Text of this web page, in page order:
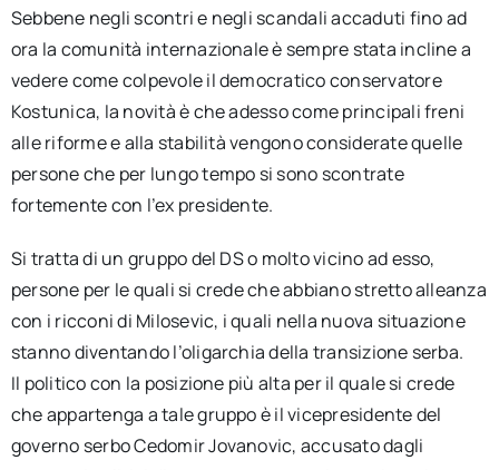
Sebbene negli scontri e negli scandali accaduti fino ad
ora la comunità internazionale è sempre stata incline a
vedere come colpevole il democratico conservatore
Kostunica, la novità è che adesso come principali freni
alle riforme e alla stabilità vengono considerate quelle
persone che per lungo tempo si sono scontrate
fortemente con l’ex presidente.
Si tratta di un gruppo del DS o molto vicino ad esso,
persone per le quali si crede che abbiano stretto alleanza
con i ricconi di Milosevic, i quali nella nuova situazione
stanno diventando l’oligarchia della transizione serba.
Il politico con la posizione più alta per il quale si crede
che appartenga a tale gruppo è il vicepresidente del
governo serbo Cedomir Jovanovic, accusato dagli